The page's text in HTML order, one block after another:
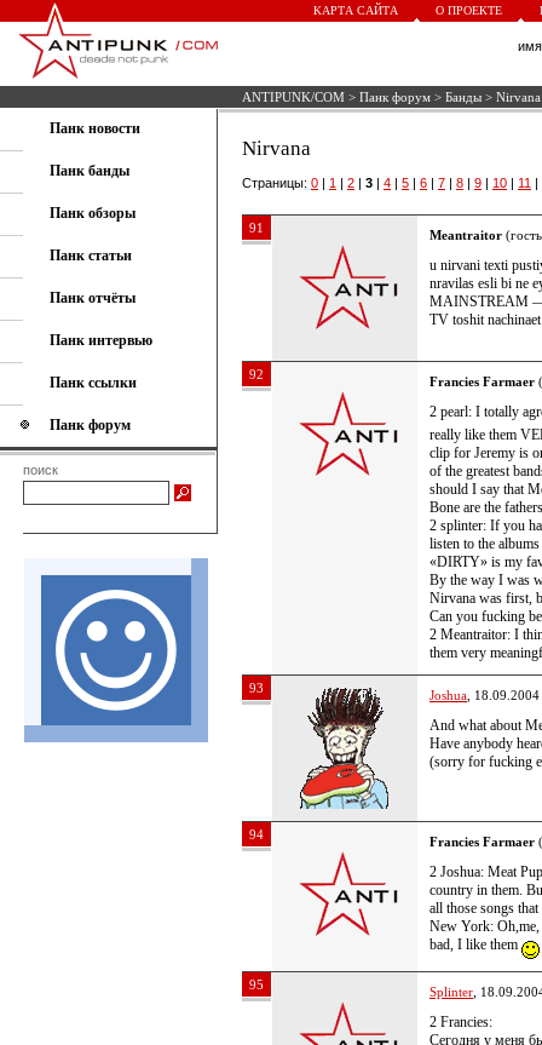
КАРТА САЙТА О ПРОЕКТЕ
ANTIPUNK/COM > Панк форум > Банды > Nirvana
Панк новости
Панк банды
Панк обзоры
Панк статьи
Панк отчёты
Панк интервью
Панк ссылки
Панк форум
поиск
Nirvana
Страницы: 0 | 1 | 2 | 3 | 4 | 5 | 6 | 7 | 8 | 9 | 10 | 11 |
91 Meantraitor
u nirvani texti
nravilas esli bi ne
MAINSTREAM —
TV toshit nachinaet
92 Francies Farmaer
2 pearl: I totally
really like them
clip for Jeremy is
of the greatest
should I say that
Bone are the
2 splinter: If you
listen to the
«DIRTY» is my
By the way I was
Nirvana was first,
Can you fucking
2 Meantraitor: I
them very
93 Joshua ,
And what about
Have anybody
(sorry for fucking
94 Francies Farmaer
2 Joshua: Meat
country in them.
all those songs
New York: Oh,me,
bad, I like them
95 Splinter ,
2 Francies:
Сегодня у меня